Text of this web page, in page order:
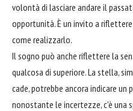
volontà di lasciare andare il
opportunità. È un invito a
come realizzarlo.
Il sogno può anche riflettere la
qualcosa di superiore. La stella,
cade, potrebbe ancora indicare un
nonostante le incertezze, c'è una